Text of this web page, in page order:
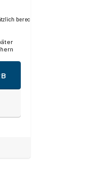
berechnet.